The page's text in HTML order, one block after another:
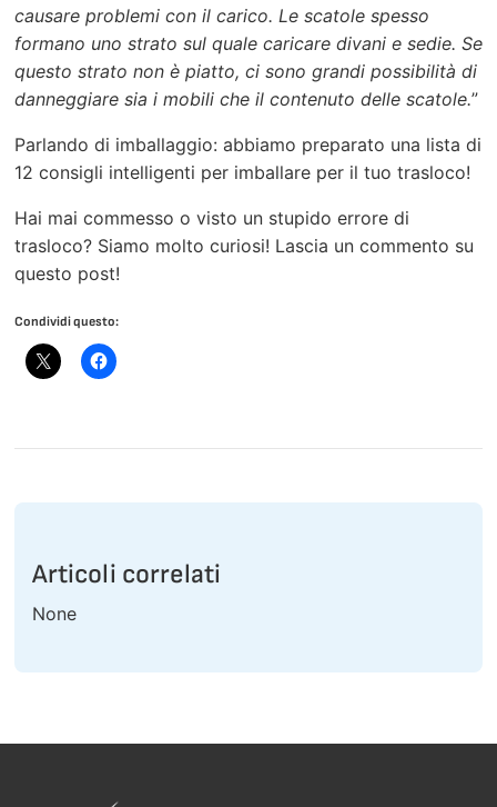
causare problemi con il carico. Le scatole spesso
formano uno strato sul quale caricare divani e sedie. Se
questo strato non è piatto, ci sono grandi possibilità di
danneggiare sia i mobili che il contenuto delle scatole.”
Parlando di imballaggio: abbiamo preparato una lista di
12 consigli intelligenti per imballare per il tuo trasloco!
Hai mai commesso o visto un stupido errore di
trasloco? Siamo molto curiosi! Lascia un commento su
questo post!
Condividi questo:
Articoli correlati
None